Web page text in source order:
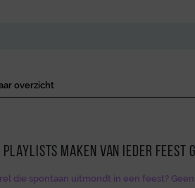
overzicht
playlists maken van ieder feest
die spontaan uitmondt in een feest?